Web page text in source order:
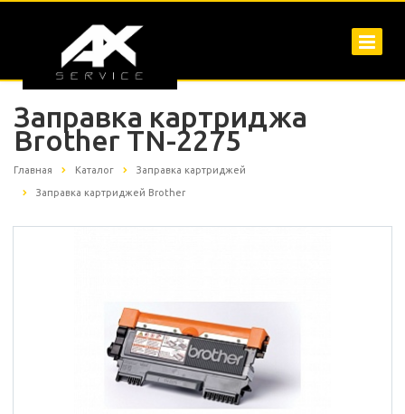
Заправка картриджа
Brother TN-2275
Главная Каталог Заправка картриджей
Заправка картриджей Brother